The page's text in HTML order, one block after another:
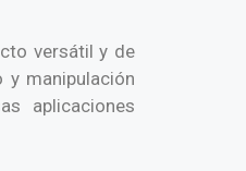
versátil y de
manipulación
aplicaciones